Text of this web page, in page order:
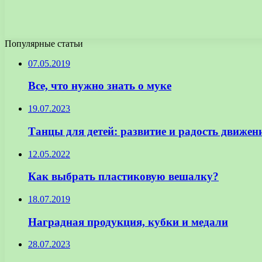
Популярные статьи
07.05.2019
Все, что нужно знать о муке
19.07.2023
Танцы для детей: развитие и радость
12.05.2022
Как выбрать пластиковую вешалку?
18.07.2019
Наградная продукция, кубки и медали
28.07.2023